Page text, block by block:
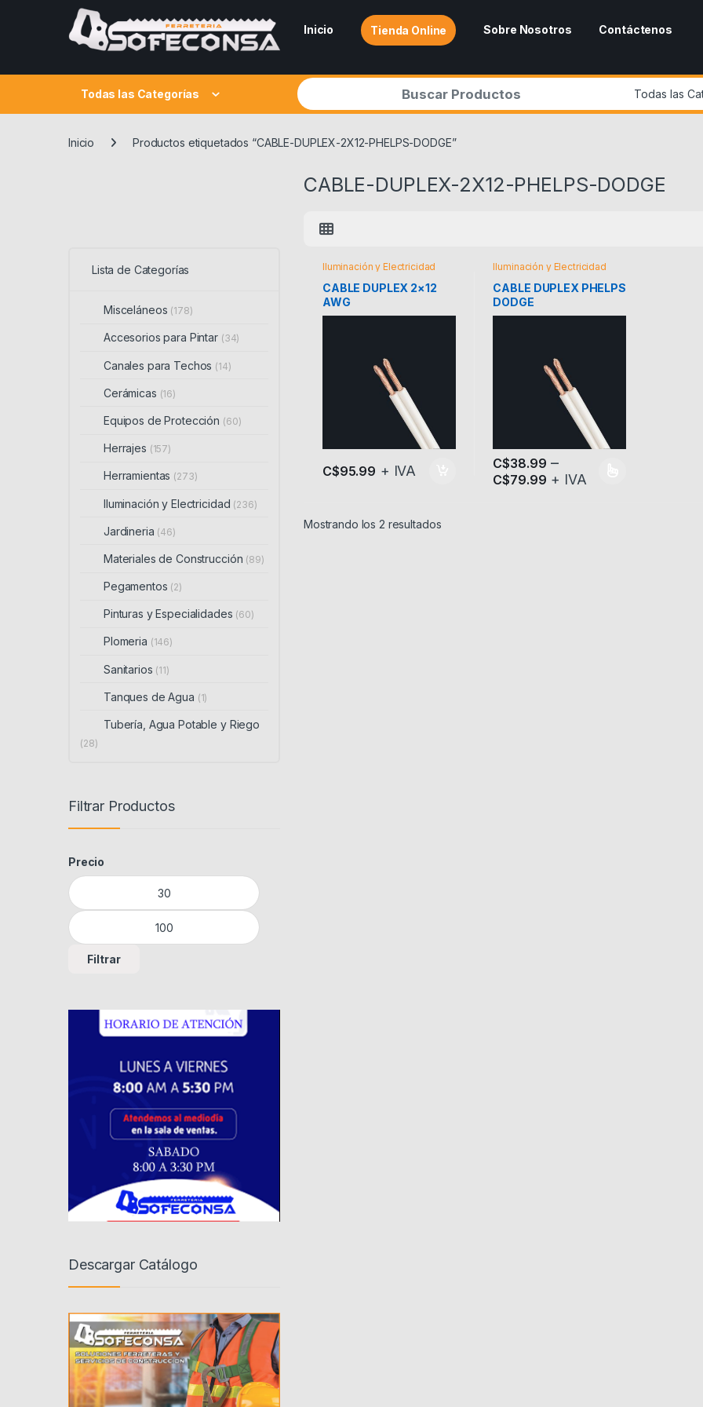
Skip to navigation
Inicio
Tienda Online Sobre Nosotros Contáctenos
Todas las Categorías
Search for:
Inicio Productos etiquetados “CABLE-DUPLEX-2X12-PHELPS-DODGE”
CABLE-DUPLEX-2X12-PHELPS-DODGE
Iluminación y Electricidad
CABLE DUPLEX 2×12
AWG
C$95.99 + IVA
Iluminación y Electricidad
CABLE DUPLEX PHELPS
DODGE
C$38.99 –
C$79.99 + IVA
Este producto tiene múltiples variantes.
Mostrando los 2 resultados
Lista de Categorías
Misceláneos (178)
Accesorios para Pintar (34)
Canales para Techos (14)
Cerámicas (16)
Equipos de Protección (60)
Herrajes (157)
Herramientas (273)
Iluminación y Electricidad (236)
Jardineria (46)
Materiales de Construcción (89)
Pegamentos (2)
Pinturas y Especialidades (60)
Plomeria (146)
Sanitarios (11)
Tanques de Agua (1)
Tubería, Agua Potable y Riego
(28)
Filtrar Productos
Precio
Precio mínimo
Precio máximo
Filtrar
Descargar Catálogo